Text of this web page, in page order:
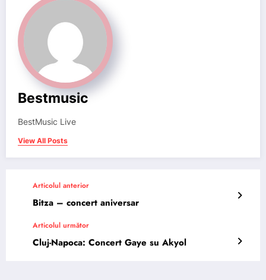
Bestmusic
BestMusic Live
View All Posts
Articolul anterior
Bitza – concert aniversar
Articolul următor
Cluj-Napoca: Concert Gaye su Akyol